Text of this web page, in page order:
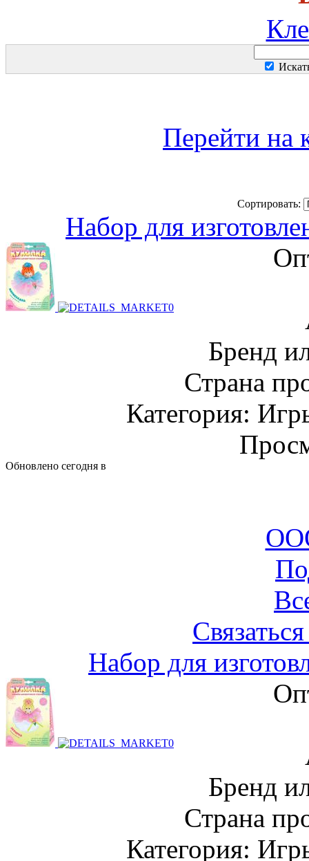
Перейти на
Сортировать:
Набор для
Бренд
Страна
Категория:
Обновлено сегодня в
Набор для
Бренд
Страна
Категория: